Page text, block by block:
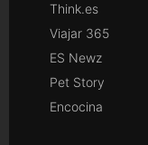
Think.es
Viajar 365
ES Newz
Pet Story
Encocina